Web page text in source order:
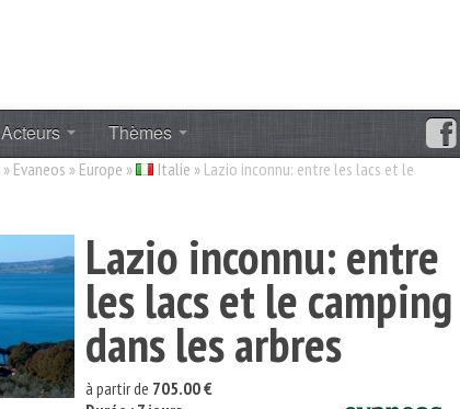
Acteurs Thèmes
» Evaneos » Europe » Italie » Lazio inconnu: entre les lacs et le
Lazio inconnu: entre
les lacs et le camping
dans les arbres
à partir de 705.00 €